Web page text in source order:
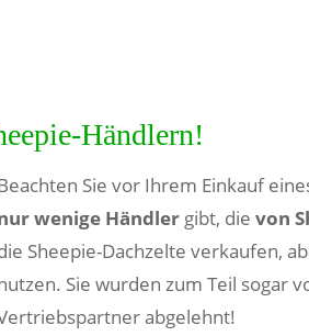
Händlern!
Sie vor Ihrem Einkauf
wenige Händlergibt, die von
Sheepie-Dachzelte verkaufen,
Sie wurden zum Teil sogar
abgelehnt!